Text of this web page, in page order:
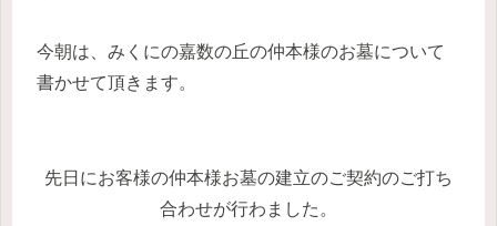
今朝は、みくにの嘉数の丘の仲本様のお墓について
書かせて頂きます。
先日にお客様の仲本様お墓の建立のご契約のご打ち
合わせが行わました。